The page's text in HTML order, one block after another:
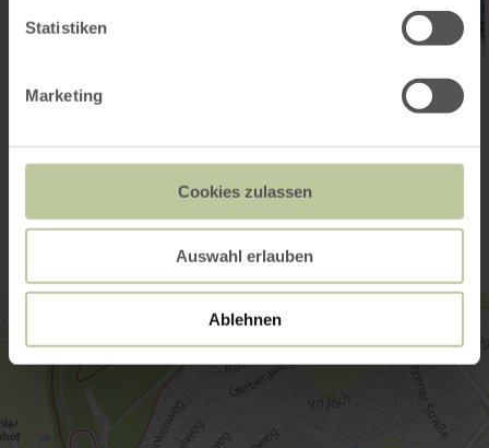
Statistiken
Marketing
Cookies zulassen
Auswahl erlauben
Ablehnen
Kontakt